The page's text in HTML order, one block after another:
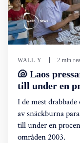
WALL-Y 2 min
🐚 Laos
till under en
I de mest
av snäckburna
till under en
områden 2003.